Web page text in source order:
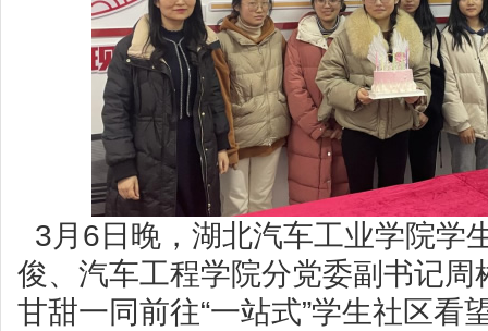
3月6日晚，湖北汽车工业学院学
俊、汽车工程学院分党委副书记周
甘甜一同前往“一站式”学生社区看